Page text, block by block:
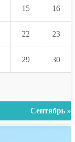
15 16
22 23
29 30
Сентябрь »